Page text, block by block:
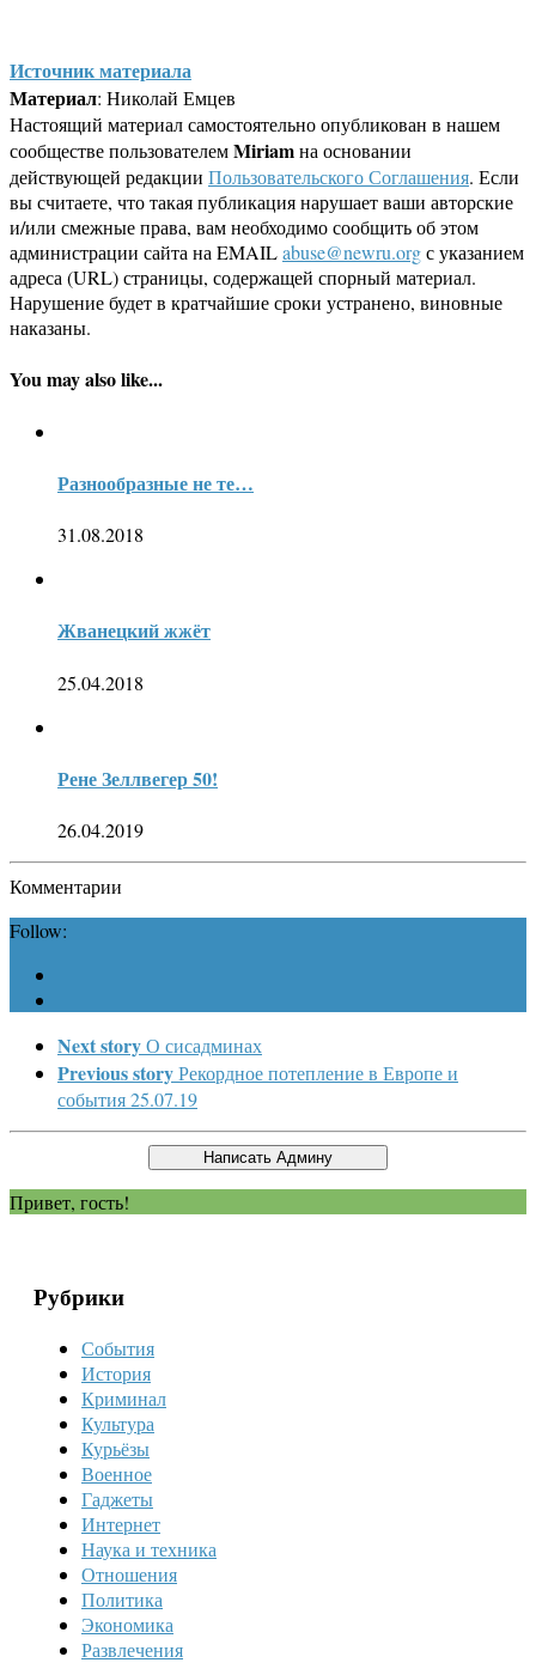
Источник материала
Материал: Николай Емцев
Настоящий материал самостоятельно опубликован в нашем
сообществе пользователемMiriamна основании
действующей редакции Пользовательского Соглашения. Если
вы считаете, что такая публикация нарушает ваши авторские
и/или смежные права, вам необходимо сообщить об этом
администрации сайта на EMAILabuse@newru.orgс указанием
адреса (URL) страницы, содержащей спорный материал.
Нарушение будет в кратчайшие сроки устранено, виновные
наказаны.
You may also like...
Разнообразные не те…
31.08.2018
Жванецкий жжёт
25.04.2018
Рене Зеллвегер 50!
26.04.2019
Комментарии
Follow:
Next storyО сисадминах
Previous storyРекордное потепление в Европе и
события 25.07.19
Привет, гость!
Рубрики
События
История
Криминал
Культура
Курьёзы
Военное
Гаджеты
Интернет
Наука и техника
Отношения
Политика
Экономика
Развлечения